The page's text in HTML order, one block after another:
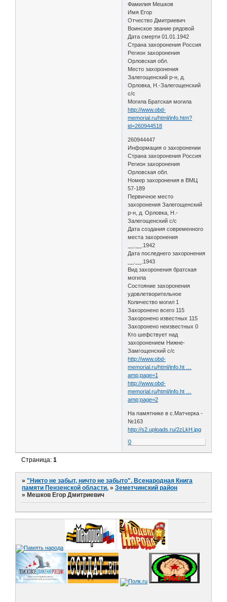
Фамилия Мешков
Имя Егор
Отчество Дмитриевич
Воинское звание рядовой
Дата смерти 01.01.1942
Страна захоронения Россия
Регион захоронения
Орловская обл.
Место захоронения
Залегощенский р-н, д.
Орловка, Н.-Залегощенский
с/с
Могила Братская могила
http://www.obd-
memorial.ru/html/info.htm?
id=260944518
260944447
Информация о захоронении
Страна захоронения Россия
Регион захоронения
Орловская обл.
Номер захоронения в ВМЦ
57-189
Первичное место
захоронения Залегощенский
р-н, д. Орловка, Н.-
Залегощенский с/с
Дата создания современного
места захоронения
__.__.1942
Дата последнего захоронения
__.__.1943
Вид захоронения братская
могила
Состояние захоронения
удовлетворительное
Количество могил 1
Захоронено всего 115
Захоронено известных 115
Захоронено неизвестных 0
Кто шефствует над
захоронением Нижне-
Замгощенский с/с
http://www.obd-
memorial.ru/html/info.ht …
amp;page=1
http://www.obd-
memorial.ru/html/info.ht …
amp;page=2
На памятнике в с.Матчерка -
№163
http://s2.uploads.ru/2zLkH.jpg
0
Страница:1
»"Никто не забыт, ничто не забыто". Всенародная Книга
памяти Пензенской области. »Земетчинский район
» Мешков Егор Дмитриевич